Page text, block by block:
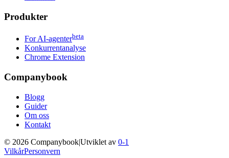
Produkter
For AI-agenterbeta
Konkurrentanalyse
Chrome Extension
Companybook
Blogg
Guider
Om oss
Kontakt
© 2026 Companybook|Utviklet av 0-1
VilkårPersonvern